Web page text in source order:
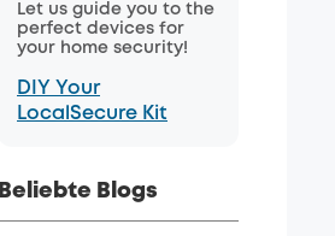
Let us guide you to the
perfect devices for
your home security!
DIY Your
LocalSecure Kit
Beliebte Blogs